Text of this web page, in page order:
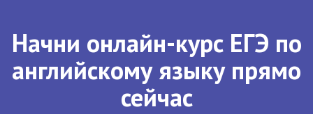
Начни онлайн-курс ЕГЭ по
английскому языку прямо
сейчас